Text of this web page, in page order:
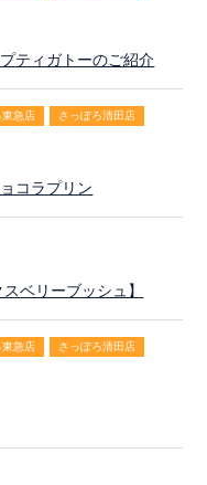
ティガトーのご紹介
東急店 さっぽろ清田店
コラプリン
ベリーブッシュ】
東急店 さっぽろ清田店